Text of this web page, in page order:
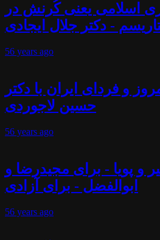
اسلامی یعنی کُرنش در
- دکتر جلال ایجادی
56 years ago
و فردای ایران با دکتر
حسین لاجوردی
56 years ago
و پویا - برای مجیدرضا و
ابوالفضل - برای آزادی
56 years ago